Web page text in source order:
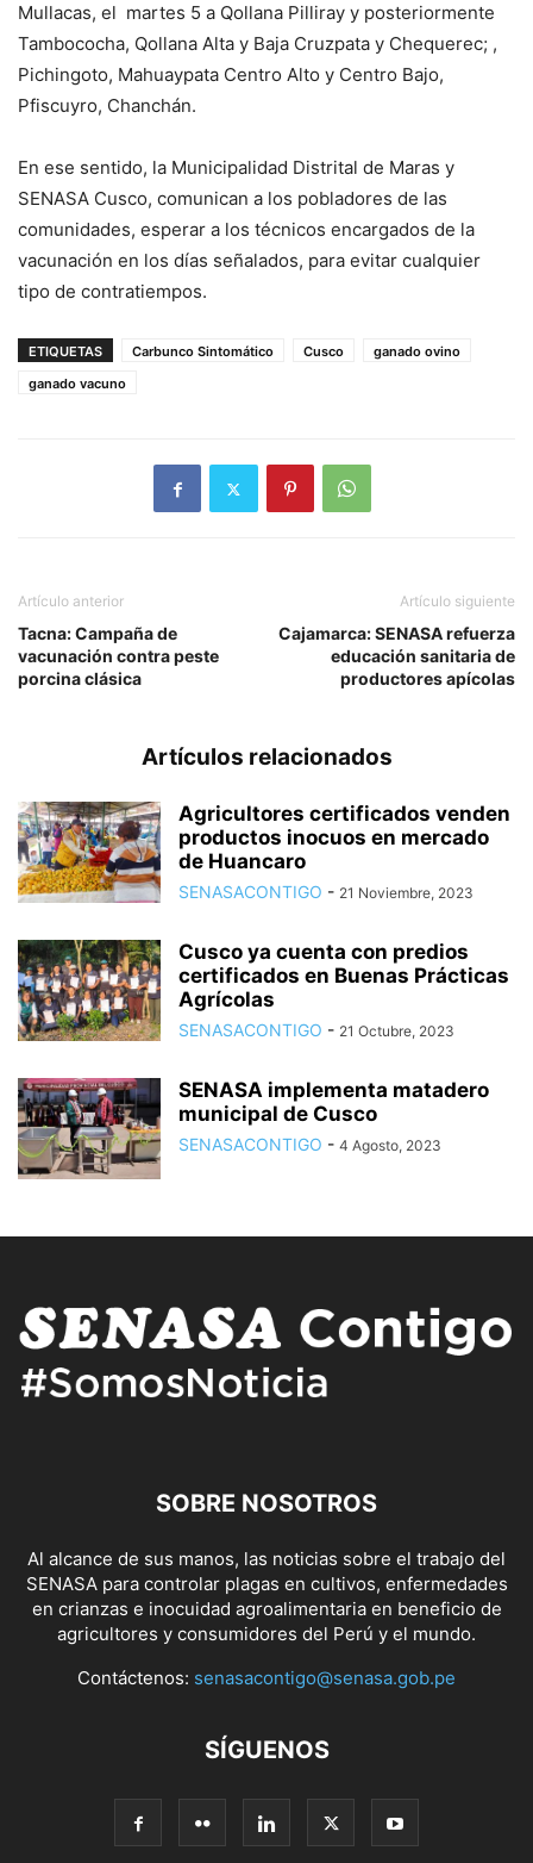
Mullacas, el martes 5 a Qollana Pilliray y posteriormente
Tambococha, Qollana Alta y Baja Cruzpata y Chequerec; ,
Pichingoto, Mahuaypata Centro Alto y Centro Bajo,
Pfiscuyro, Chanchán.
En ese sentido, la Municipalidad Distrital de Maras y
SENASA Cusco, comunican a los pobladores de las
comunidades, esperar a los técnicos encargados de la
vacunación en los días señalados, para evitar cualquier
tipo de contratiempos.
ETIQUETAS Carbunco Sintomático Cusco
ganado ovino
ganado vacuno
Artículo anterior
Tacna: Campaña de
vacunación contra peste
porcina clásica
Artículo siguiente
Cajamarca: SENASA refuerza
educación sanitaria de
productores apícolas
Artículos relacionados
Agricultores certificados venden
productos inocuos en mercado
de Huancaro
SENASACONTIGO - 21 Noviembre, 2023
Cusco ya cuenta con predios
certificados en Buenas Prácticas
Agrícolas
SENASACONTIGO - 21 Octubre, 2023
SENASA implementa matadero
municipal de Cusco
SENASACONTIGO - 4 Agosto, 2023
SOBRE NOSOTROS
Al alcance de sus manos, las noticias sobre el trabajo del
SENASA para controlar plagas en cultivos, enfermedades
en crianzas e inocuidad agroalimentaria en beneficio de
agricultores y consumidores del Perú y el mundo.
Contáctenos: senasacontigo@senasa.gob.pe
SÍGUENOS